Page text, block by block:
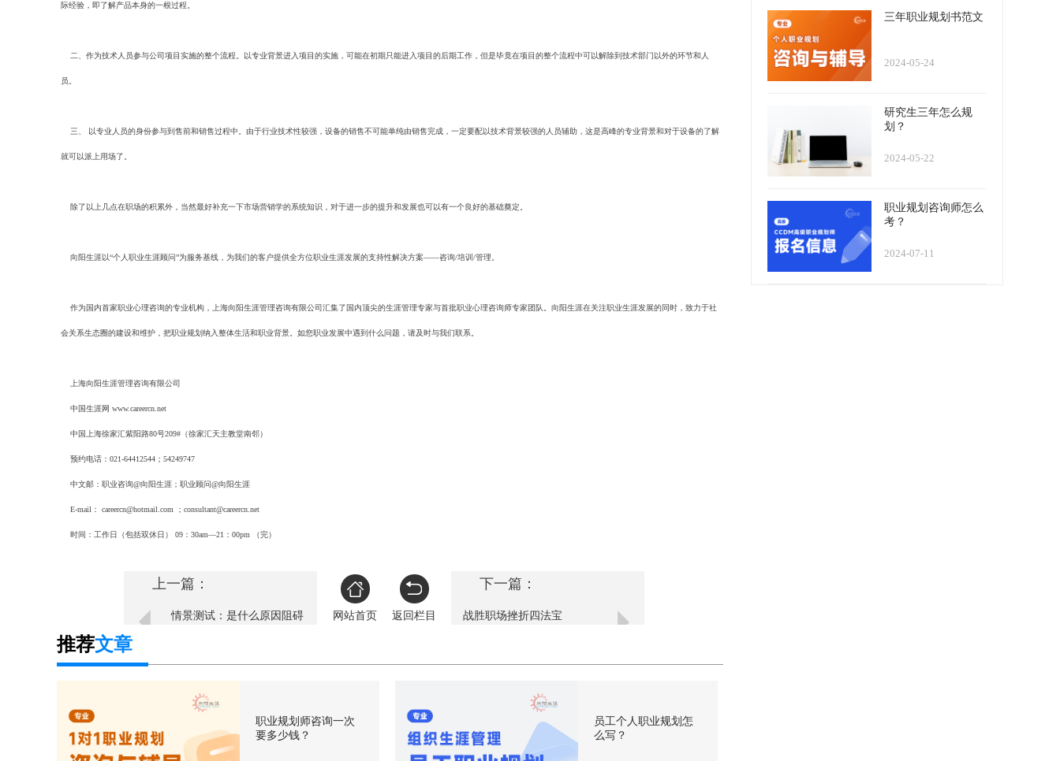
际经验，即了解产品本身的一根过程。
二、作为技术人员参与公司项目实施的整个流程。以专业背景进入项目的实施，可能在初期只能进入项目的后期工作，但是毕竟在项目的整个流程中可以解除到技术部门以外的环节和人
员。
三、 以专业人员的身份参与到售前和销售过程中。由于行业技术性较强，设备的销售不可能单纯由销售完成，一定要配以技术背景较强的人员辅助，这是高峰的专业背景和对于设备的了解
就可以派上用场了。
除了以上几点在职场的积累外，当然最好补充一下市场营销学的系统知识，对于进一步的提升和发展也可以有一个良好的基础奠定。
向阳生涯以“个人职业生涯顾问”为服务基线，为我们的客户提供全方位职业生涯发展的支持性解决方案——咨询/培训/管理。
作为国内首家职业心理咨询的专业机构，上海向阳生涯管理咨询有限公司汇集了国内顶尖的生涯管理专家与首批职业心理咨询师专家团队。向阳生涯在关注职业生涯发展的同时，致力于社
会关系生态圈的建设和维护，把职业规划纳入整体生活和职业背景。如您职业发展中遇到什么问题，请及时与我们联系。
上海向阳生涯管理咨询有限公司
中国生涯网 www.careercn.net
中国上海徐家汇紫阳路80号209#（徐家汇天主教堂南邻）
预约电话：021-64412544；54249747
中文邮：职业咨询@向阳生涯；职业顾问@向阳生涯
E-mail： careercn@hotmail.com ；consultant@careercn.net
时间：工作日（包括双休日） 09：30am—21：00pm （完）
上一篇：
情景测试：是什么原因阻碍
网站首页 返回栏目
下一篇：
战胜职场挫折四法宝
推荐文章
职业规划师咨询一次
要多少钱？
员工个人职业规划怎
么写？
三年职业规划书范文
2024-05-24
研究生三年怎么规
划？
2024-05-22
职业规划咨询师怎么
考？
2024-07-11